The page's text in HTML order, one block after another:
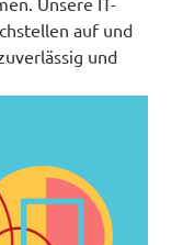
auf und
und